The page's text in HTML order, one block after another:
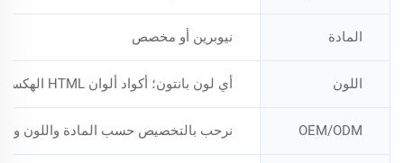
المادة نيوبرين أو مخصص
اللون أي لون بانتون؛ أكواد ألوان HTML الهكسية
OEM/ODM نرحب بالتخصيص حسب المادة واللون